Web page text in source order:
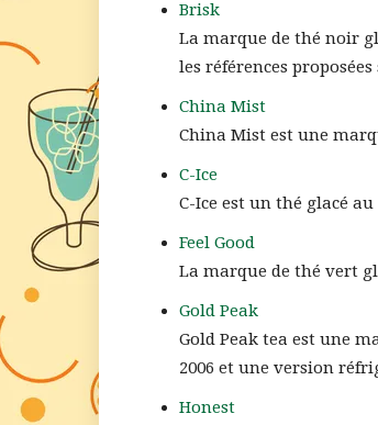
Brisk
La marque de thé noir
les références
China Mist
China Mist est une
C-Ice
C-Ice est un thé glacé
Feel Good
La marque de thé vert
Gold Peak
Gold Peak tea est une
2006 et une version
Honest